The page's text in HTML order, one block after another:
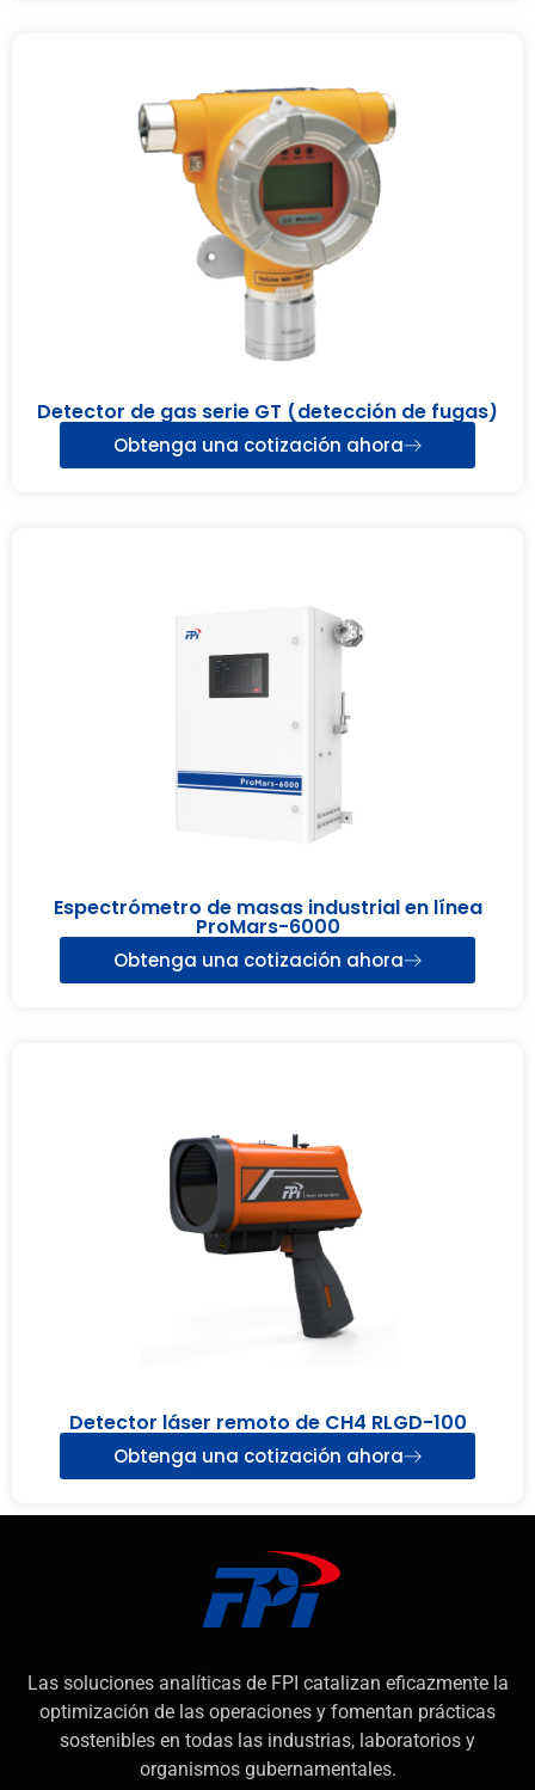
Detector de gas serie GT (detección de fugas)
Obtenga una cotización ahora
Espectrómetro de masas industrial en línea
ProMars-6000
Obtenga una cotización ahora
Detector láser remoto de CH4 RLGD-100
Obtenga una cotización ahora
Las soluciones analíticas de FPI catalizan eficazmente la
optimización de las operaciones y fomentan prácticas
sostenibles en todas las industrias, laboratorios y
organismos gubernamentales.